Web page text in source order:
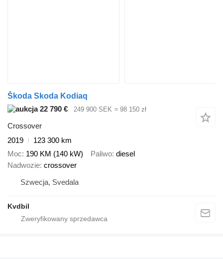
Škoda Skoda Kodiaq
22 790 €
249 900 SEK ≈ 98 150 zł
Crossover
2019
123 300 km
Moc 190 KM (140 kW) Paliwo diesel
Nadwozie crossover
Szwecja, Svedala
Kvdbil